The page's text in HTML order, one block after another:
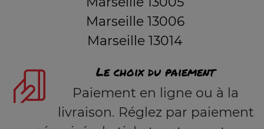
Marseille 13006
Marseille 13014
Le choix du paiement
Paiement en ligne ou à la
livraison. Réglez par paiement